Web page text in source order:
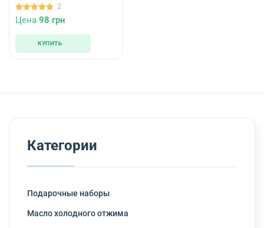
5.00
из 5
2
Цена 98 грн
КУПИТЬ
Категории
Подарочные наборы
Масло холодного отжима